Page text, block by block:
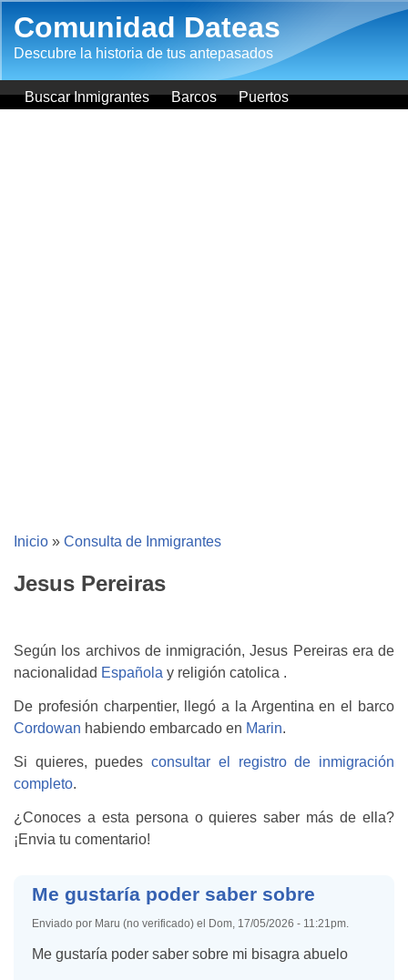
Comunidad Dateas
Descubre la historia de tus antepasados
Buscar Inmigrantes Barcos Puertos
Inicio » Consulta de Inmigrantes
Jesus Pereiras
Según los archivos de inmigración, Jesus Pereiras era de
nacionalidad Española y religión catolica .
De profesión charpentier, llegó a la Argentina en el barco
Cordowan habiendo embarcado en Marin.
Si quieres, puedesconsultar el registro de inmigración
completo.
¿Conoces a esta persona o quieres saber más de ella?
¡Envia tu comentario!
Me gustaría poder saber sobre
Enviado por Maru (no verificado) el Dom, 17/05/2026 - 11:21pm.
Me gustaría poder saber sobre mi bisagra abuelo